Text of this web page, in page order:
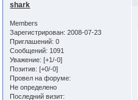
shark
Members
Зарегистрирован: 2008-07-23
Приглашений: 0
Сообщений: 1091
Уважение: [+1/-0]
Позитив: [+0/-0]
Провел на форуме:
Не определено
Последний визит: